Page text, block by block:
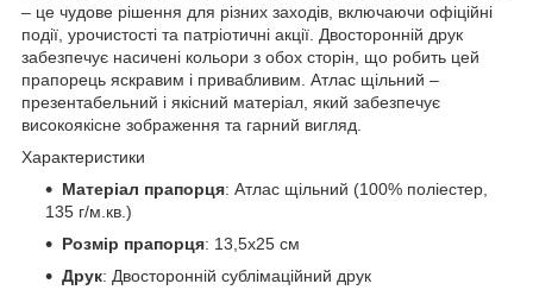
– це чудове рішення для різних заходів, включаючи офіційні
події, урочистості та патріотичні акції. Двосторонній друк
забезпечує насичені кольори з обох сторін, що робить цей
прапорець яскравим і привабливим. Атлас щільний –
презентабельний і якісний матеріал, який забезпечує
високоякісне зображення та гарний вигляд.
Характеристики
Матеріал прапорця: Атлас щільний (100% поліестер,
135 г/м.кв.)
Розмір прапорця: 13,5х25 см
Друк: Двосторонній сублімаційний друк